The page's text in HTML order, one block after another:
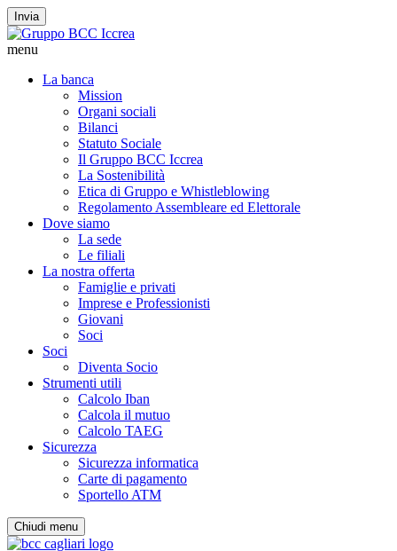
Invia
menu
La banca
Mission
Organi sociali
Bilanci
Statuto Sociale
Il Gruppo BCC Iccrea
La Sostenibilità
Etica di Gruppo e Whistleblowing
Regolamento Assembleare ed Elettorale
Dove siamo
La sede
Le filiali
La nostra offerta
Famiglie e privati
Imprese e Professionisti
Giovani
Soci
Soci
Diventa Socio
Strumenti utili
Calcolo Iban
Calcola il mutuo
Calcolo TAEG
Sicurezza
Sicurezza informatica
Carte di pagamento
Sportello ATM
Chiudi menu